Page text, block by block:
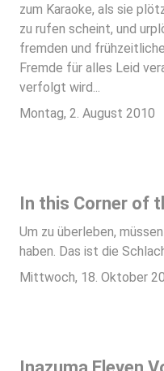
zum Karaoke, als sie
zu rufen scheint, und
fremden und
Fremde für alles Leid
verfolgt wird...
Montag, 2. August 2010
In this Corner of
Um zu überleben,
haben. Das ist die
Mittwoch, 18. Oktober